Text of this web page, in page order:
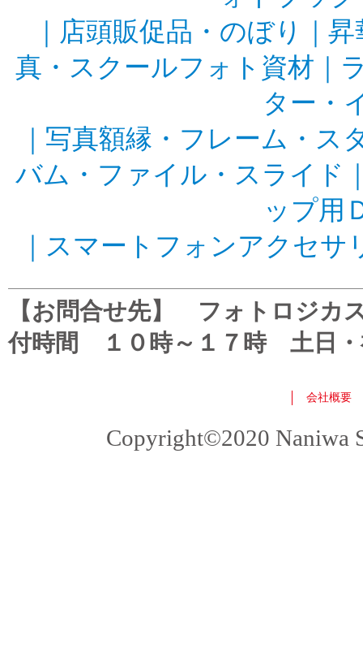
店頭販促品・のぼり
昇
真・スクールフォト資材
ター・
写真額縁・フレーム・ス
バム・ファイル・スライド
ップ用
スマートフォンアクセサ
【お問合せ先】 フォトロジ
付時間 １０時～１７時 土日・
会社概要
Copyright©2020 Naniwa